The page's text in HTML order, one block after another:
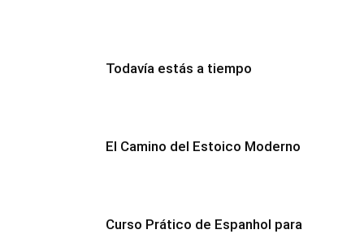
Todavía estás a tiempo
El Camino del Estoico Moderno
Curso Prático de Espanhol para